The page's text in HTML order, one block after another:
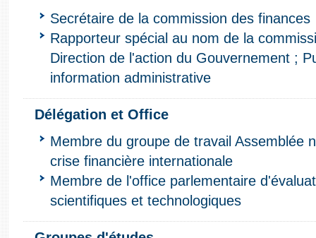
Secrétaire de la commission des finances
Rapporteur spécial au nom de la
Direction de l'action du Gouvernement ;
information administrative
Délégation et Office
Membre du groupe de travail Assemblée
crise financière internationale
Membre de l'office parlementaire
scientifiques et technologiques